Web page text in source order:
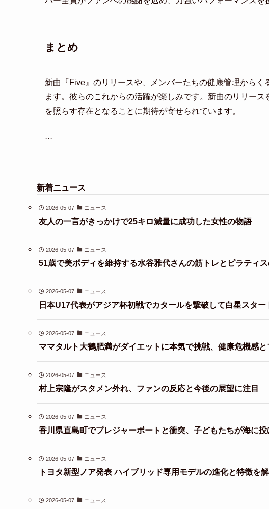
まとめ
新曲『Five』のリリースや、メンバーたちの健康管理から
ます。彼らのこれからの活躍が楽しみです。新曲のリリー
を照らす存在となることに期待が寄せられています。
```
新着ニュース
2026-05-07 ニュース
友人の一言がきっかけで25キロ減量に成功した女性の物語
2026-05-07 ニュース
51歳で美ボディを維持する水谷雅代さんの筋トレとピラティ
2026-05-07 ニュース
日本U17代表がアジア杯初戦でカタールを撃破して白星スター
2026-05-07 ニュース
ママタルト大鶴肥満がダイエットに本気で挑戦、健康危機感
2026-05-07 ニュース
村上宗隆がスタメン外れ、ファンの反応と今後の展望に注目
2026-05-07 ニュース
香川県直島町でプレジャーボートと衝突、子どもたちが海に
2026-05-07 ニュース
トヨタ新型ノア発表 ハイブリッド専用モデルの進化と特徴を
2026-05-07 ニュース